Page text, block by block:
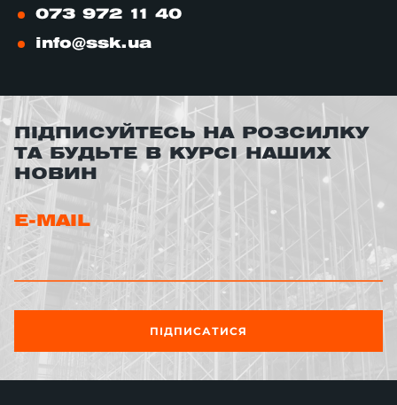
073 972 11 40
info@ssk.ua
ПІДПИСУЙТЕСЬ НА РОЗСИЛКУ
ТА БУДЬТЕ В КУРСІ НАШИХ
НОВИН
E-MAIL
ПІДПИСАТИСЯ